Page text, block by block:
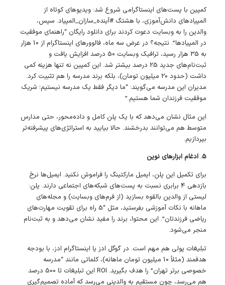
کمپین با پست‌های اینستاگرامی شروع شد: ویدیوهای کوتاه از
المپیادهای دانش‌آموزی، با هشتگ #آینده_سازان_المپیاد. سپس،
والدین را به وبسایت دعوت کردند برای دانلود رایگان “راهنمای موفقیت
در المپیادها”. نتیجه؟ در عرض سه ماه، فالوورهای اینستاگرام از 10 هزار
به 35 هزار رسید، ترافیک وبسایت 50 درصد افزایش یافت و
ثبت‌نام‌های جدید 25 درصد بیشتر شد. این کمپین نه تنها هزینه کمی
داشت (حدود 20 میلیون تومان)، بلکه برند مدرسه را هم تثبیت کرد.
مدیران این مدرسه می‌گویند: “ما دیگر فقط یک مدرسه نیستیم؛ شریک
موفقیت فرزندان شما هستیم.”
این مثال نشان می‌دهد که با یک پلن کامل و داده‌محور، حتی مدارس
متوسط هم می‌توانند بدرخشند. حالا بیایید به استراتژی‌های پیشرفته‌تر
بپردازیم.
5. ادغام ابزارهای نوین
برای تکمیل این پلن، ایمیل مارکتینگ را فراموش نکنید. ایمیل‌ها نرخ
بازدهی 4 برابری نسبت به پست‌های شبکه‌های اجتماعی دارند. پلن:
لیستی از والدین بالقوه بسازید (از فرم‌های وبسایت) و مجله‌های
ماهانه با نکات آموزشی بفرستید، مثل “5 راه برای تقویت مهارت‌های
ریاضی فرزندتان”. این محتوا، برند را مفید نشان می‌دهد و به ثبت‌نام
منجر می‌شود.
تبلیغات پولی هم مهم است. در گوگل ادز یا اینستاگرام ادز، با بودجه
هدفمند (مثلاً 10 میلیون تومان ماهانه)، کلماتی مانند “مدرسه
خصوصی برتر تهران” را هدف بگیرید. ROI این تبلیغات تا 500 درصد
هم می‌رسد، چون مستقیم به والدینی می‌رسد که آماده تصمیم‌گیری